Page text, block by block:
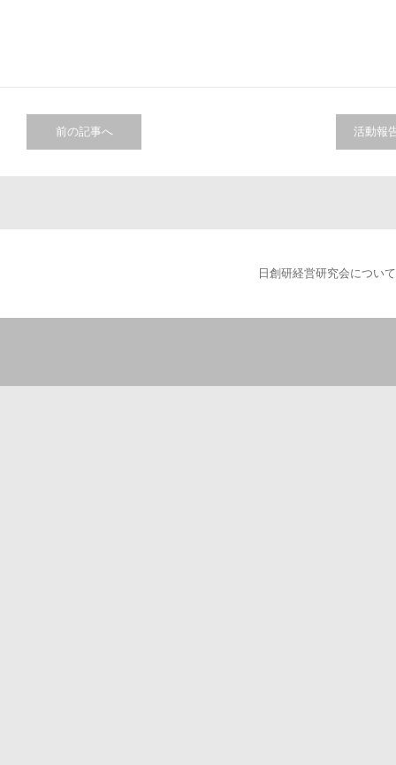
前の記事へ 活動報
日創研経営研究会について